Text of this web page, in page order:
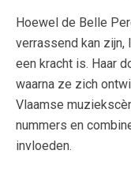
Hoewel de Belle
verrassend kan zijn,
een kracht is. Haar
waarna ze zich
Vlaamse
nummers en
invloeden.